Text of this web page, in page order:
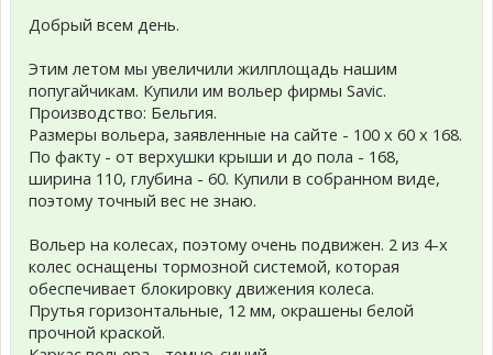
Добрый всем день.
Этим летом мы увеличили жилплощадь нашим
попугайчикам. Купили им вольер фирмы Savic.
Производство: Бельгия.
Размеры вольера, заявленные на сайте - 100 x 60 x 168.
По факту - от верхушки крыши и до пола - 168,
ширина 110, глубина - 60. Купили в собранном виде,
поэтому точный вес не знаю.
Вольер на колесах, поэтому очень подвижен. 2 из 4-х
колес оснащены тормозной системой, которая
обеспечивает блокировку движения колеса.
Прутья горизонтальные, 12 мм, окрашены белой
прочной краской.